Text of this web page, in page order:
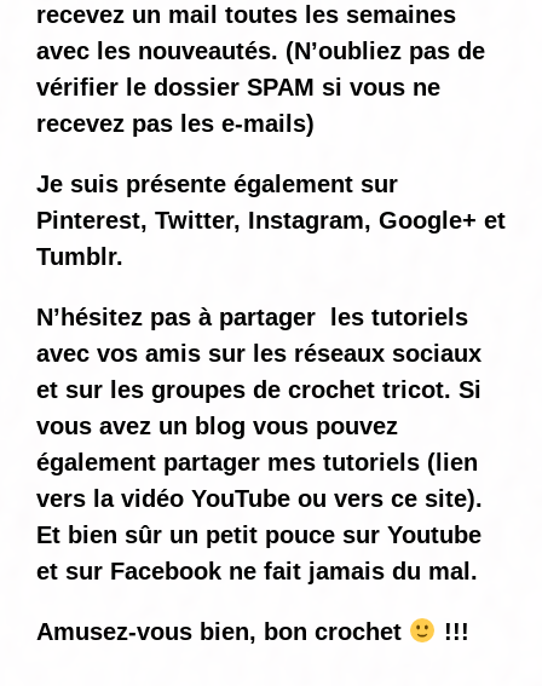
recevez un mail toutes les semaines
avec les nouveautés. (N’oubliez pas de
vérifier le dossier SPAM si vous ne
recevez pas les e-mails)
Je suis présente également sur
Pinterest, Twitter, Instagram, Google+ et
Tumblr.
N’hésitez pas à partager les tutoriels
avec vos amis sur les réseaux sociaux
et sur les groupes de crochet tricot. Si
vous avez un blog vous pouvez
également partager mes tutoriels (lien
vers la vidéo YouTube ou vers ce site).
Et bien sûr un petit pouce sur Youtube
et sur Facebook ne fait jamais du mal.
Amusez-vous bien, bon crochet !!!